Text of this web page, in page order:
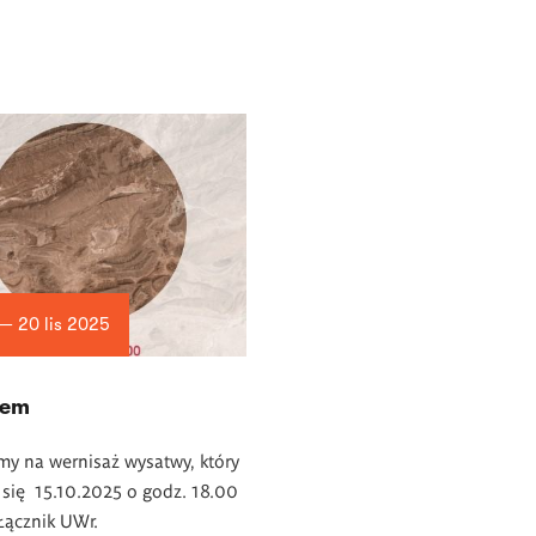
20 lis 2025
na wernisaż wysatwy, który
15.10.2025 o godz. 18.00
UWr.